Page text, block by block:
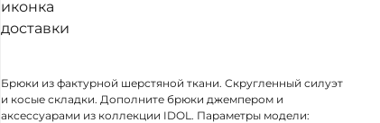
Брюки из фактурной шерстяной ткани. Скругленный силуэт
и косые складки. Дополните брюки джемпером и
аксессуарами из коллекции IDOL. Параметры модели: